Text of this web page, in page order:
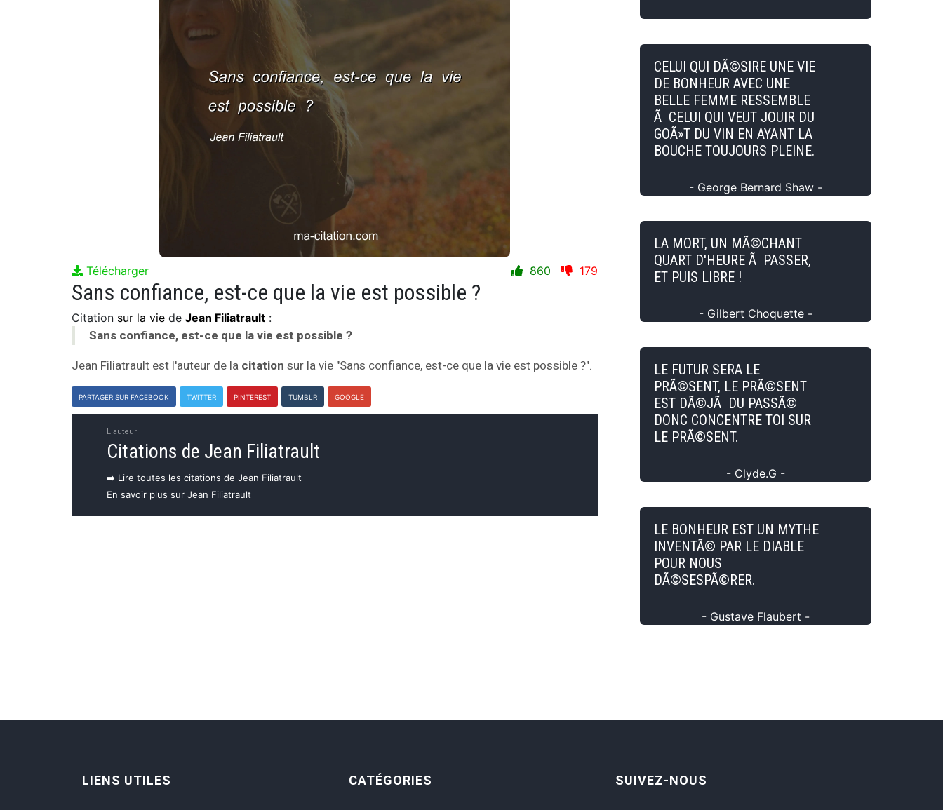
Télécharger 860 179
Sans confiance, est-ce que la vie est possible ?
Citation sur la vie de Jean Filiatrault :
Sans confiance, est-ce que la vie est possible ?
Jean Filiatrault est l'auteur de la citation sur la vie "Sans confiance, est-ce que la vie est possible ?".
PARTAGER SUR FACEBOOK TWITTER PINTEREST TUMBLR GOOGLE
L'auteur
Citations de Jean Filiatrault
➡️ Lire toutes les citations de Jean Filiatrault
En savoir plus sur Jean Filiatrault
CELUI QUI DÃ©SIRE UNE VIE
DE BONHEUR AVEC UNE
BELLE FEMME RESSEMBLE
Ã CELUI QUI VEUT JOUIR DU
GOÃ»T DU VIN EN AYANT LA
BOUCHE TOUJOURS PLEINE.
- George Bernard Shaw -
LA MORT, UN MÃ©CHANT
QUART D'HEURE Ã PASSER,
ET PUIS LIBRE !
- Gilbert Choquette -
LE FUTUR SERA LE
PRÃ©SENT, LE PRÃ©SENT
EST DÃ©JÃ DU PASSÃ©
DONC CONCENTRE TOI SUR
LE PRÃ©SENT.
- Clyde.G -
LE BONHEUR EST UN MYTHE
INVENTÃ© PAR LE DIABLE
POUR NOUS
DÃ©SESPÃ©RER.
- Gustave Flaubert -
LIENS UTILES CATÉGORIES SUIVEZ-NOUS